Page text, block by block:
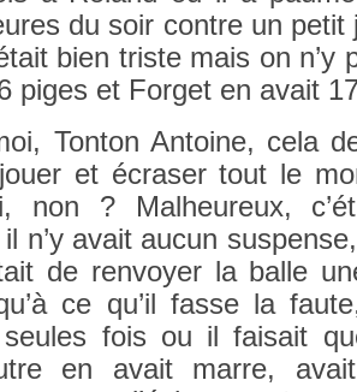
du soir con­tre un petit
bien tri­ste mais on
piges et For­get en avait
Ton­ton An­toine, cela
et écras­er tout le
non ? Mal­heureux,
n’y avait aucun
de re­nvoy­er la balle
ce qu’il fasse la
fois ou il faisait
en avait marre,